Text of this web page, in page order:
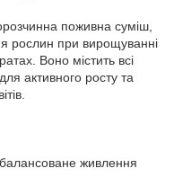
поживна суміш,
рослин при вирощуванні
Воно містить всі
активного росту та
живлення